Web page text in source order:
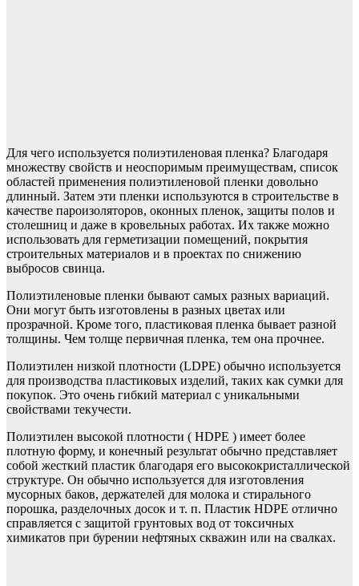
Для чего используется полиэтиленовая пленка? Благодаря
множеству свойств и неоспоримым преимуществам, список
областей применения полиэтиленовой пленки довольно
длинный. Затем эти пленки используются в строительстве в
качестве пароизоляторов, оконных пленок, защиты полов и
столешниц и даже в кровельных работах. Их также можно
использовать для герметизации помещений, покрытия
строительных материалов и в проектах по снижению
выбросов свинца.
Полиэтиленовые пленки бывают самых разных вариаций.
Они могут быть изготовлены в разных цветах или
прозрачной. Кроме того, пластиковая пленка бывает разной
толщины. Чем толще первичная пленка, тем она прочнее.
Полиэтилен низкой плотности (LDPE) обычно используется
для производства пластиковых изделий, таких как сумки для
покупок. Это очень гибкий материал с уникальными
свойствами текучести.
Полиэтилен высокой плотности ( HDPE ) имеет более
плотную форму, и конечный результат обычно представляет
собой жесткий пластик благодаря его высококристаллической
структуре. Он обычно используется для изготовления
мусорных баков, держателей для молока и стирального
порошка, разделочных досок и т. п. Пластик HDPE отлично
справляется с защитой грунтовых вод от токсичных
химикатов при бурении нефтяных скважин или на свалках.